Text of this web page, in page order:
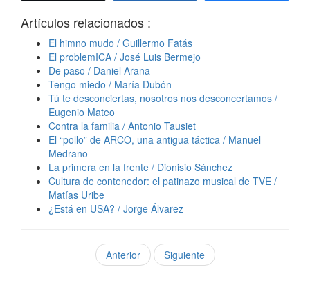
Artículos relacionados :
El himno mudo / Guillermo Fatás
El problemICA / José Luis Bermejo
De paso / Daniel Arana
Tengo miedo / María Dubón
Tú te desconciertas, nosotros nos desconcertamos /
Eugenio Mateo
Contra la familia / Antonio Tausiet
El “pollo” de ARCO, una antigua táctica / Manuel
Medrano
La primera en la frente / Dionisio Sánchez
Cultura de contenedor: el patinazo musical de TVE /
Matías Uribe
¿Está en USA? / Jorge Álvarez
Anterior Siguiente